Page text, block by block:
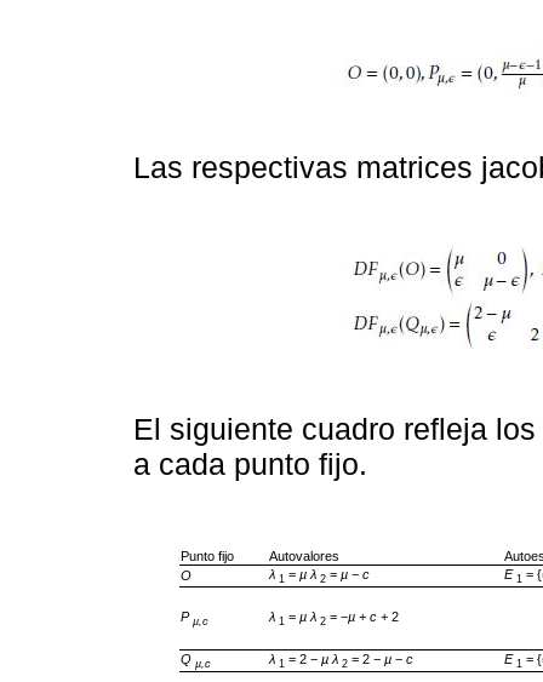
Las respectivas matrices
El siguiente cuadro refleja
a cada punto fijo.
Punto fijo Autovalores
O
λ 1 = µ λ 2= µ− c E 1 =
P µ,c λ 1 = µ λ 2= −µ+ c+ 2
Q µ,c λ 1 = 2 − µ λ 2= 2 − µ− c E 1 =